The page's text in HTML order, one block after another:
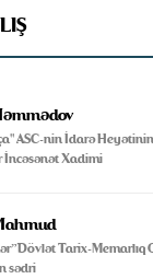
ASC-nin İdarə
Xadimi
Tarix-Memarlıq
sədri